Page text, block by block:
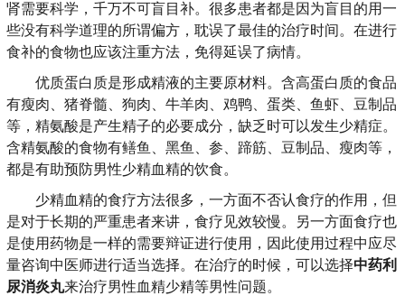
肾需要科学，千万不可盲目补。很多患者都是因为盲目的用一
些没有科学道理的所谓偏方，耽误了最佳的治疗时间。在进行
食补的食物也应该注重方法，免得延误了病情。
优质蛋白质是形成精液的主要原材料。含高蛋白质的食品
有瘦肉、猪脊髓、狗肉、牛羊肉、鸡鸭、蛋类、鱼虾、豆制品
等，精氨酸是产生精子的必要成分，缺乏时可以发生少精症。
含精氨酸的食物有鳝鱼、黑鱼、参、蹄筋、豆制品、瘦肉等，
都是有助预防男性少精血精的饮食。
少精血精的食疗方法很多，一方面不否认食疗的作用，但
是对于长期的严重患者来讲，食疗见效较慢。另一方面食疗也
是使用药物是一样的需要辩证进行使用，因此使用过程中应尽
量咨询中医师进行适当选择。在治疗的时候，可以选择中药利
尿消炎丸来治疗男性血精少精等男性问题。